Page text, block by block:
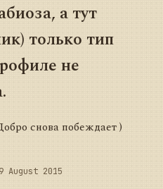
а тут
только тип
не
снова побеждает )
August 2015